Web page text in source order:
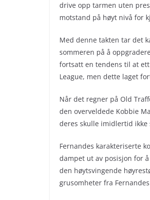
drive opp tarmen uten
motstand på høyt nivå for
Med denne takten tar det
sommeren på å
fortsatt en tendens til at
League, men dette laget
Når det regner på Old
den overveldede Kobbie
deres skulle imidlertid ikke
Fernandes karakteriserte
dampet ut av posisjon for
den høytsvingende
grusomheter fra